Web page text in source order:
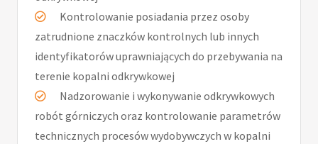
Kontrolowanie posiadania przez osoby
zatrudnione znaczków kontrolnych lub innych
identyfikatorów uprawniających do przebywania na
terenie kopalni odkrywkowej
Nadzorowanie i wykonywanie odkrywkowych
robót górniczych oraz kontrolowanie parametrów
technicznych procesów wydobywczych w kopalni